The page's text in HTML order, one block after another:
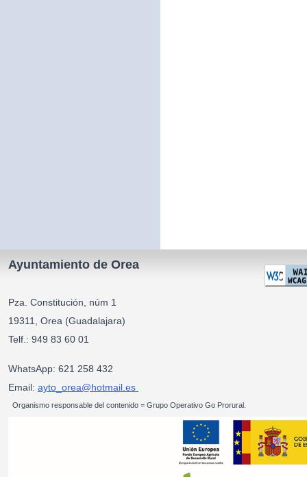
Ayuntamiento de Orea
Pza. Constitución, núm 1
19311, Orea (Guadalajara)
Telf.: 949 83 60 01
WhatsApp: 621 258 432
Email: ayto_orea@hotmail.es
Organismo responsable del contenido = Grupo Operativo Go Prorural.